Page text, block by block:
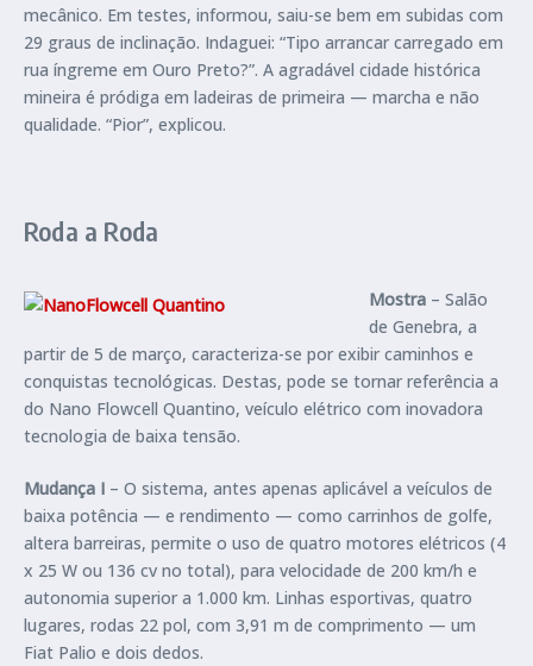
mecânico. Em testes, informou, saiu-se bem em subidas com
29 graus de inclinação. Indaguei: “Tipo arrancar carregado em
rua íngreme em Ouro Preto?”. A agradável cidade histórica
mineira é pródiga em ladeiras de primeira — marcha e não
qualidade. “Pior”, explicou.
Roda a Roda
Mostra – Salão
de Genebra, a
partir de 5 de março, caracteriza-se por exibir caminhos e
conquistas tecnológicas. Destas, pode se tornar referência a
do Nano Flowcell Quantino, veículo elétrico com inovadora
tecnologia de baixa tensão.
Mudança I – O sistema, antes apenas aplicável a veículos de
baixa potência — e rendimento — como carrinhos de golfe,
altera barreiras, permite o uso de quatro motores elétricos (4
x 25 W ou 136 cv no total), para velocidade de 200 km/h e
autonomia superior a 1.000 km. Linhas esportivas, quatro
lugares, rodas 22 pol, com 3,91 m de comprimento — um
Fiat Palio e dois dedos.